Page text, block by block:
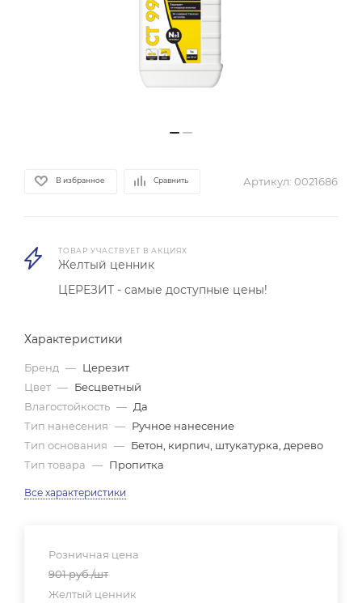
В избранное Сравнить Артикул: 0021686
ТОВАР УЧАСТВУЕТ В АКЦИЯХ
Желтый ценник
ЦЕРЕЗИТ - самые доступные цены!
Характеристики
Бренд — Церезит
Цвет — Бесцветный
Влагостойкость — Да
Тип нанесения — Ручное нанесение
Тип основания — Бетон, кирпич, штукатурка, дерево
Тип товара — Пропитка
Все характеристики
Розничная цена
901руб./шт
Желтый ценник